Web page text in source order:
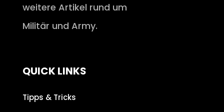
weitere Artikel rund um
Militär und Army.
QUICK LINKS
Tipps & Tricks